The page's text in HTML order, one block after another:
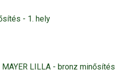
- 1. hely
MAYER LILLA - bronz minősítés